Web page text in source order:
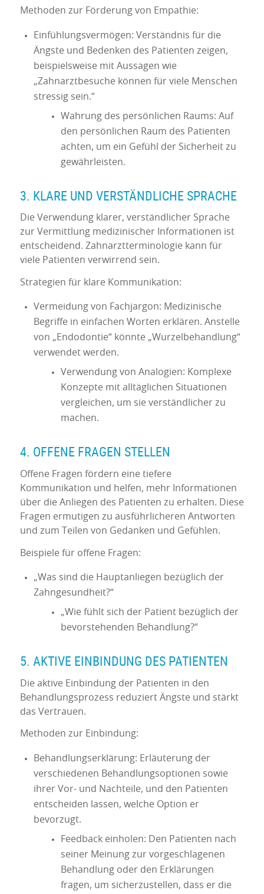
Methoden zur Förderung von Empathie:
Einfühlungsvermögen: Verständnis für die
Ängste und Bedenken des Patienten zeigen,
beispielsweise mit Aussagen wie
„Zahnarztbesuche können für viele Menschen
stressig sein.“
Wahrung des persönlichen Raums: Auf
den persönlichen Raum des Patienten
achten, um ein Gefühl der Sicherheit zu
gewährleisten.
3. KLARE UND VERSTÄNDLICHE SPRACHE
Die Verwendung klarer, verständlicher Sprache
zur Vermittlung medizinischer Informationen ist
entscheidend. Zahnarztterminologie kann für
viele Patienten verwirrend sein.
Strategien für klare Kommunikation:
Vermeidung von Fachjargon: Medizinische
Begriffe in einfachen Worten erklären. Anstelle
von „Endodontie“ könnte „Wurzelbehandlung“
verwendet werden.
Verwendung von Analogien: Komplexe
Konzepte mit alltäglichen Situationen
vergleichen, um sie verständlicher zu
machen.
4. OFFENE FRAGEN STELLEN
Offene Fragen fördern eine tiefere
Kommunikation und helfen, mehr Informationen
über die Anliegen des Patienten zu erhalten. Diese
Fragen ermutigen zu ausführlicheren Antworten
und zum Teilen von Gedanken und Gefühlen.
Beispiele für offene Fragen:
„Was sind die Hauptanliegen bezüglich der
Zahngesundheit?“
„Wie fühlt sich der Patient bezüglich der
bevorstehenden Behandlung?“
5. AKTIVE EINBINDUNG DES PATIENTEN
Die aktive Einbindung der Patienten in den
Behandlungsprozess reduziert Ängste und stärkt
das Vertrauen.
Methoden zur Einbindung:
Behandlungserklärung: Erläuterung der
verschiedenen Behandlungsoptionen sowie
ihrer Vor- und Nachteile, und den Patienten
entscheiden lassen, welche Option er
bevorzugt.
Feedback einholen: Den Patienten nach
seiner Meinung zur vorgeschlagenen
Behandlung oder den Erklärungen
fragen, um sicherzustellen, dass er die